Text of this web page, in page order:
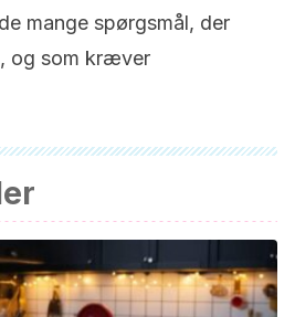
mange spørgsmål, der
og som kræver